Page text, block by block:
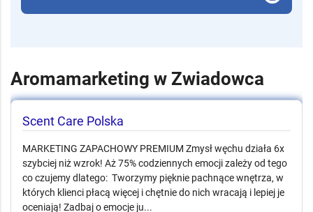
Aromamarketing w Zwiadowca
Scent Care Polska
MARKETING ZAPACHOWY PREMIUM Zmysł węchu działa 6x
szybciej niż wzrok! Aż 75% codziennych emocji zależy od tego
co czujemy dlatego: Tworzymy pięknie pachnące wnętrza, w
których klienci płacą więcej i chętnie do nich wracają i lepiej je
oceniają! Zadbaj o emocje ju...